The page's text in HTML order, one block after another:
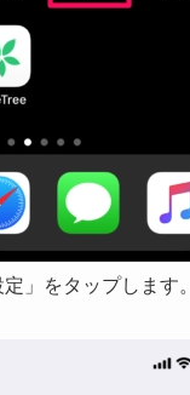
」をタップします。